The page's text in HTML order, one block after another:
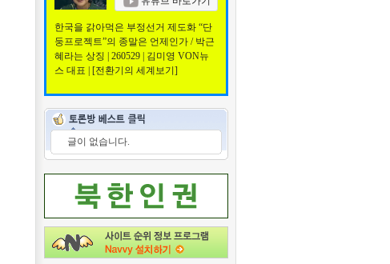
한국을 갉아먹은 부정선거 제도화 “단
둥프로젝트”의 종말은 언제인가 / 박근
혜라는 상징 | 260529 | 김미영 VON뉴
스 대표 | [전환기의 세계보기]
글이 없습니다.